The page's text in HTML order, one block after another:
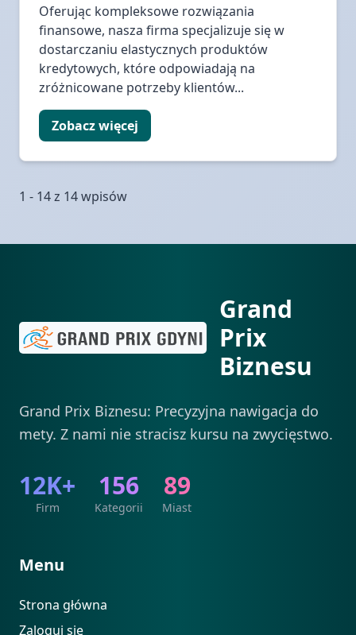
Oferując kompleksowe rozwiązania
finansowe, nasza firma specjalizuje się w
dostarczaniu elastycznych produktów
kredytowych, które odpowiadają na
zróżnicowane potrzeby klientów...
Zobacz więcej
1 - 14 z 14 wpisów
Grand
Prix
Biznesu
Grand Prix Biznesu: Precyzyjna nawigacja do
mety. Z nami nie stracisz kursu na zwycięstwo.
12K+
Firm
156
Kategorii
89
Miast
Menu
Strona główna
Zaloguj się